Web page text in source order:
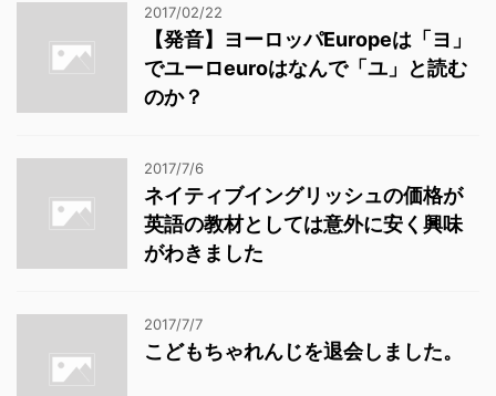
2017/02/22
【発音】ヨーロッパEuropeは「ヨ」
でユーロeuroはなんで「ユ」と読む
のか？
2017/7/6
ネイティブイングリッシュの価格が
英語の教材としては意外に安く興味
がわきました
2017/7/7
こどもちゃれんじを退会しました。